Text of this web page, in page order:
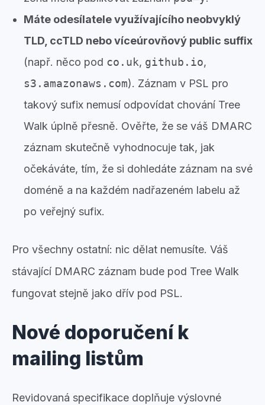
Máte odesílatele využívajícího neobvyklý
TLD, ccTLD nebo víceúrovňový public suffix
(např. něco pod co.uk, github.io,
s3.amazonaws.com). Záznam v PSL pro
takový sufix nemusí odpovídat chování Tree
Walk úplně přesně. Ověřte, že se váš DMARC
záznam skutečně vyhodnocuje tak, jak
očekáváte, tím, že si dohledáte záznam na své
doméně a na každém nadřazeném labelu až
po veřejný sufix.
Pro všechny ostatní: nic dělat nemusíte. Váš
stávající DMARC záznam bude pod Tree Walk
fungovat stejně jako dřív pod PSL.
Nové doporučení k
mailing listům
Revidovaná specifikace doplňuje výslovné